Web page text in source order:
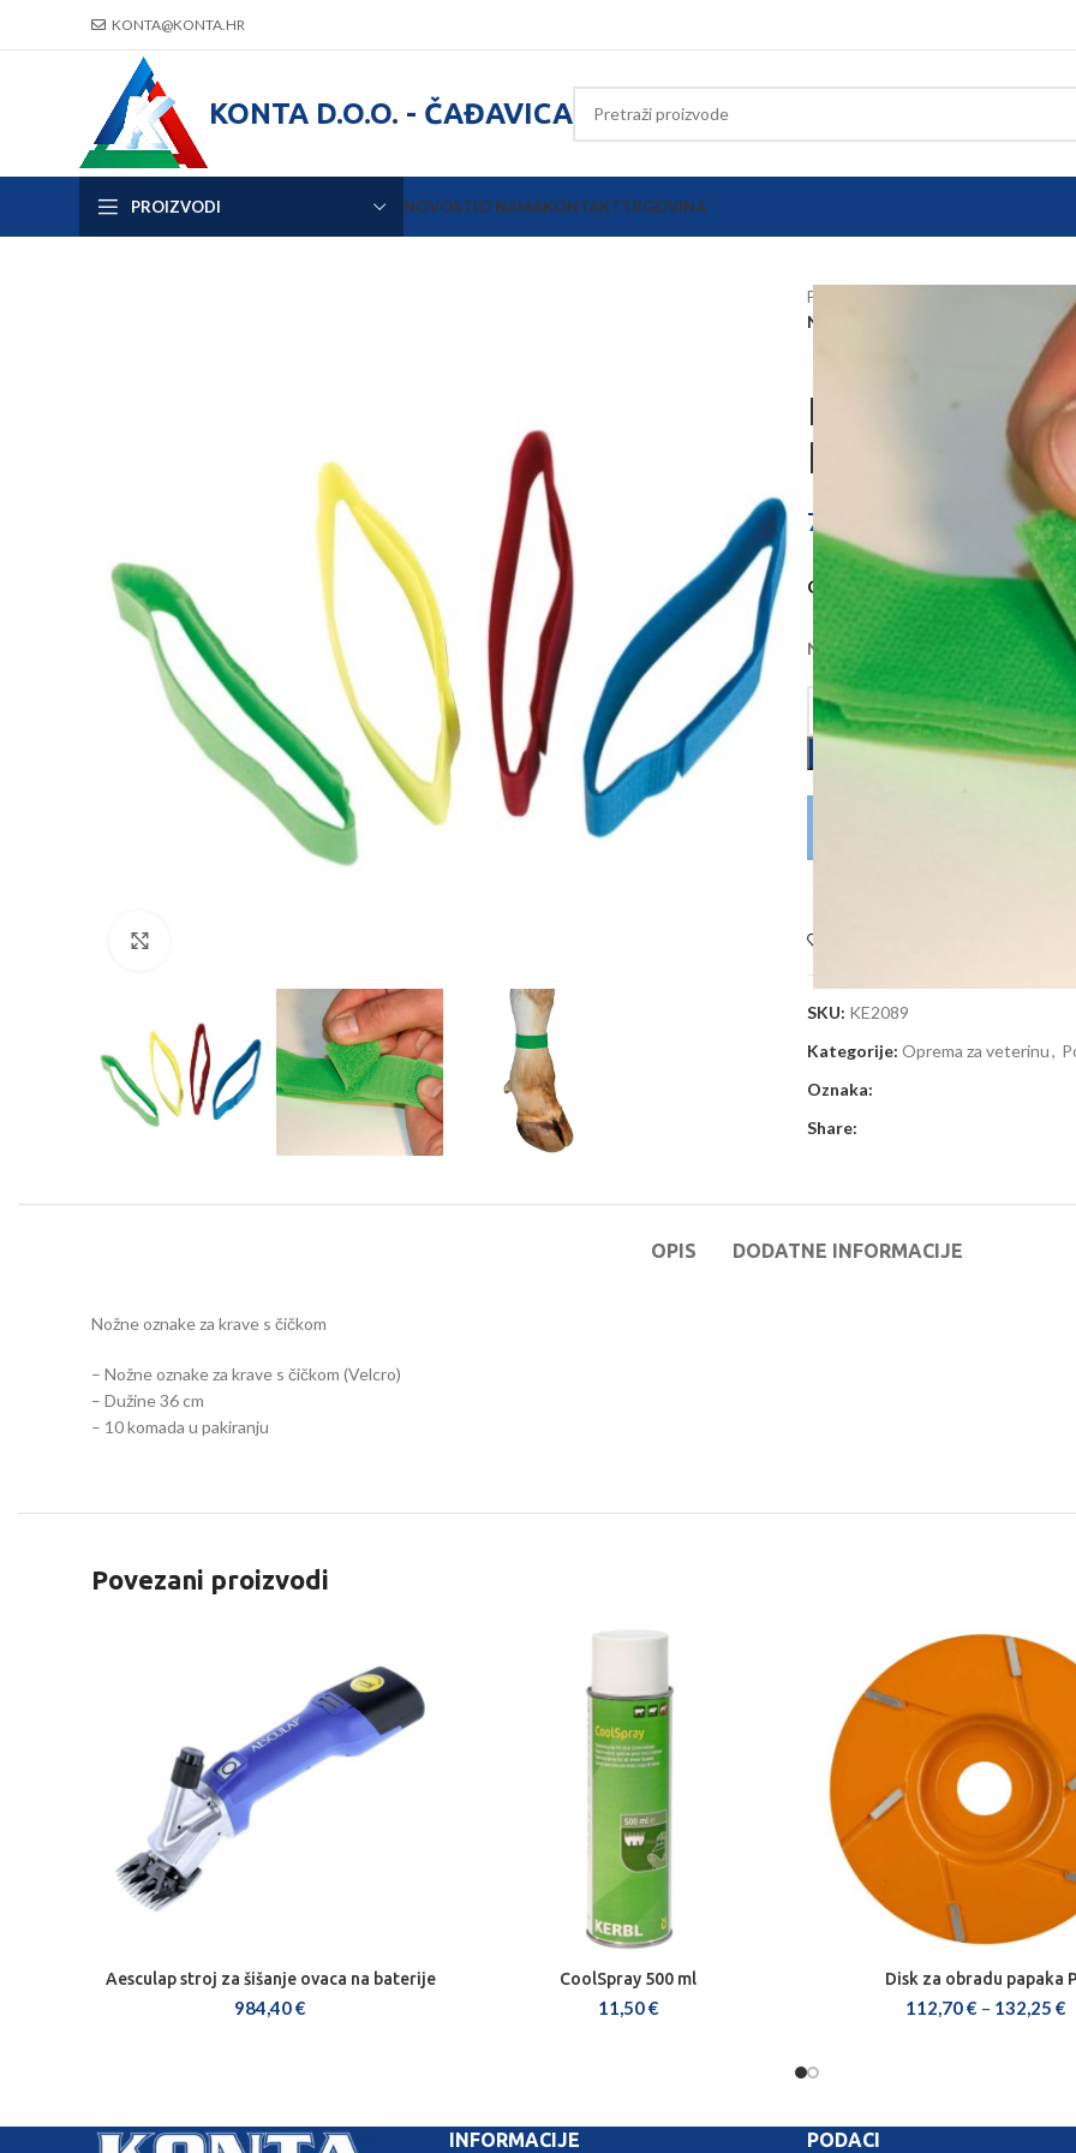
KONTA@KONTA.HR
KONTA D.O.O. - ČAĐAVICA
PROIZVODI NOVOSTIO NAMAKONTAKTTRGOVINA
Početna
Nožne oznake za krave s čičkom 10
Nožne
komada
7,48
COLOR
Na zalihi kod dobavljača, dobava
DODAJ U KOŠARICU
SKU: KE2089
Kategorije: Oprema za veterinu,
Oznaka:
Share:
OPIS DODATNE INFORMACIJE
Nožne oznake za krave s čičkom
– Nožne oznake za krave s čičkom (Velcro)
– Dužine 36 cm
– 10 komada u pakiranju
Povezani proizvodi
DODAJ U KOŠARICU
Aesculap stroj za šišanje ovaca na baterije
984,40€
DODAJ U KOŠARICU
CoolSpray 500 ml
11,50€
ODABERI OPCIJE
Disk za obradu papaka
112,70€ – 132,25 €
INFORMACIJE PODACI